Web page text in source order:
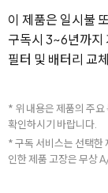
이 제품은 일시불
구독시 3~6년까지
필터 및 배터리 교
* 위 내용은 제품의 주
확인하시기 바랍니다.
* 구독 서비스는 선택한
인한 제품 고장은 무상